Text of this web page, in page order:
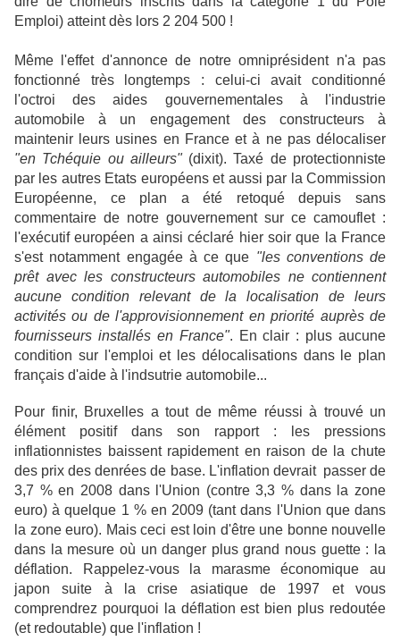
Emploi) atteint dès lors 2 204 500 !
Même l'effet d'annonce de notre omniprésident n'a pas
fonctionné très longtemps : celui-ci avait conditionné
l'octroi des aides gouvernementales à l'industrie
automobile à un engagement des constructeurs à
maintenir leurs usines en France et à ne pas délocaliser
"en Tchéquie ou ailleurs"(dixit). Taxé de protectionniste
par les autres Etats européens et aussi par la Commission
Européenne, ce plan a été retoqué depuis sans
commentaire de notre gouvernement sur ce camouflet :
l'exécutif européen a ainsi céclaré hier soir que la France
s'est notamment engagée à ce que "les conventions de
prêt avec les constructeurs automobiles ne contiennent
aucune condition relevant de la localisation de leurs
activités ou de l'approvisionnement en priorité auprès de
fournisseurs installés en France". En clair : plus aucune
condition sur l'emploi et les délocalisations dans le plan
français d'aide à l'indsutrie automobile...
Pour finir, Bruxelles a tout de même réussi à trouvé un
élément positif dans son rapport : les pressions
inflationnistes baissent rapidement en raison de la chute
des prix des denrées de base. L'inflation devrait passer de
3,7 % en 2008 dans l'Union (contre 3,3 % dans la zone
euro) à quelque 1 % en 2009 (tant dans l'Union que dans
la zone euro). Mais ceci est loin d'être une bonne nouvelle
dans la mesure où un danger plus grand nous guette : la
déflation. Rappelez-vous la marasme économique au
japon suite à la crise asiatique de 1997 et vous
comprendrez pourquoi la déflation est bien plus redoutée
(et redoutable) que l'inflation !